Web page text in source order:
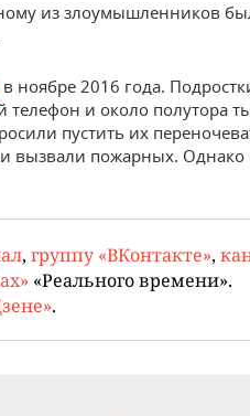
из злоумышленников
в ноябре 2016 года.
и около полутора
пустить их
вызвали пожарных. Однако
, группу «ВКонтакте»,
«Реального времени».
.